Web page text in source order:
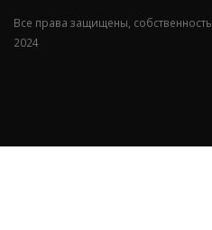
Все права защищены, собственность
2024